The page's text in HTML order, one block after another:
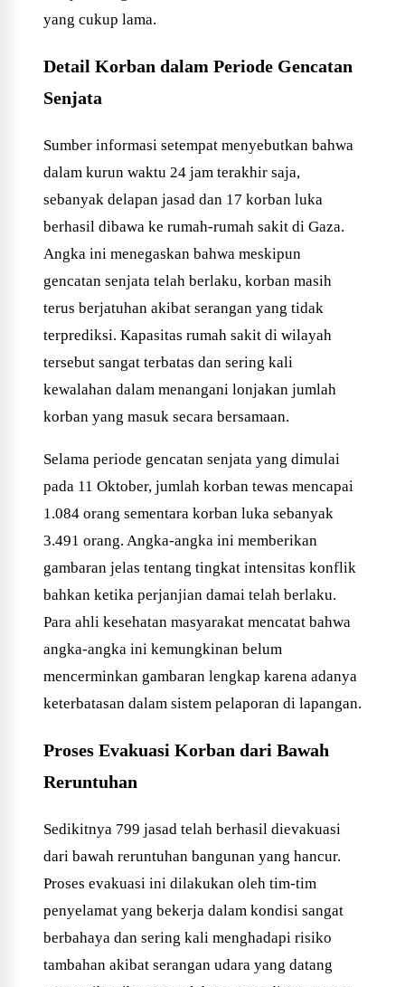
yang cukup lama.
Detail Korban dalam Periode Gencatan
Senjata
Sumber informasi setempat menyebutkan bahwa
dalam kurun waktu 24 jam terakhir saja,
sebanyak delapan jasad dan 17 korban luka
berhasil dibawa ke rumah-rumah sakit di Gaza.
Angka ini menegaskan bahwa meskipun
gencatan senjata telah berlaku, korban masih
terus berjatuhan akibat serangan yang tidak
terprediksi. Kapasitas rumah sakit di wilayah
tersebut sangat terbatas dan sering kali
kewalahan dalam menangani lonjakan jumlah
korban yang masuk secara bersamaan.
Selama periode gencatan senjata yang dimulai
pada 11 Oktober, jumlah korban tewas mencapai
1.084 orang sementara korban luka sebanyak
3.491 orang. Angka-angka ini memberikan
gambaran jelas tentang tingkat intensitas konflik
bahkan ketika perjanjian damai telah berlaku.
Para ahli kesehatan masyarakat mencatat bahwa
angka-angka ini kemungkinan belum
mencerminkan gambaran lengkap karena adanya
keterbatasan dalam sistem pelaporan di lapangan.
Proses Evakuasi Korban dari Bawah
Reruntuhan
Sedikitnya 799 jasad telah berhasil dievakuasi
dari bawah reruntuhan bangunan yang hancur.
Proses evakuasi ini dilakukan oleh tim-tim
penyelamat yang bekerja dalam kondisi sangat
berbahaya dan sering kali menghadapi risiko
tambahan akibat serangan udara yang datang